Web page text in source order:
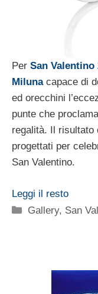
Per San Valentino
Milunacapace di
ed orecchini
punte che
regalità. Il risultato
progettati per
San Valentino.
Leggi il resto
Categorie
Gallery, San